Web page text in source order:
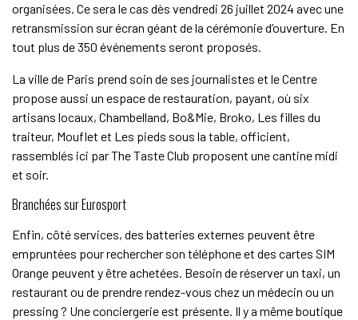
organisées. Ce sera le cas dès vendredi 26 juillet 2024 avec une
retransmission sur écran géant de la cérémonie d’ouverture. En
tout plus de 350 événements seront proposés.
La ville de Paris prend soin de ses journalistes et le Centre
propose aussi un espace de restauration, payant, où six
artisans locaux, Chambelland, Bo&Mie, Broko, Les filles du
traiteur, Mouflet et Les pieds sous la table, officient,
rassemblés ici par The Taste Club proposent une cantine midi
et soir.
Branchées sur Eurosport
Enfin, côté services, des batteries externes peuvent être
empruntées pour rechercher son téléphone et des cartes SIM
Orange peuvent y être achetées. Besoin de réserver un taxi, un
restaurant ou de prendre rendez-vous chez un médecin ou un
pressing ? Une conciergerie est présente. Il y a même boutique